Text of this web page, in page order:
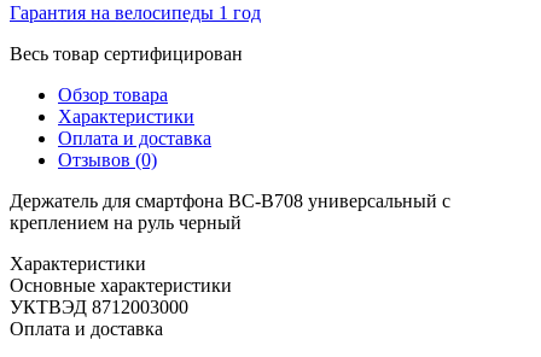
Гарантия на велосипеды 1 год
Весь товар сертифицирован
Обзор товара
Характеристики
Оплата и доставка
Отзывов (0)
Держатель для смартфона BC-B708 универсальный с
креплением на руль черный
Характеристики
Основные характеристики
УКТВЭД 8712003000
Оплата и доставка